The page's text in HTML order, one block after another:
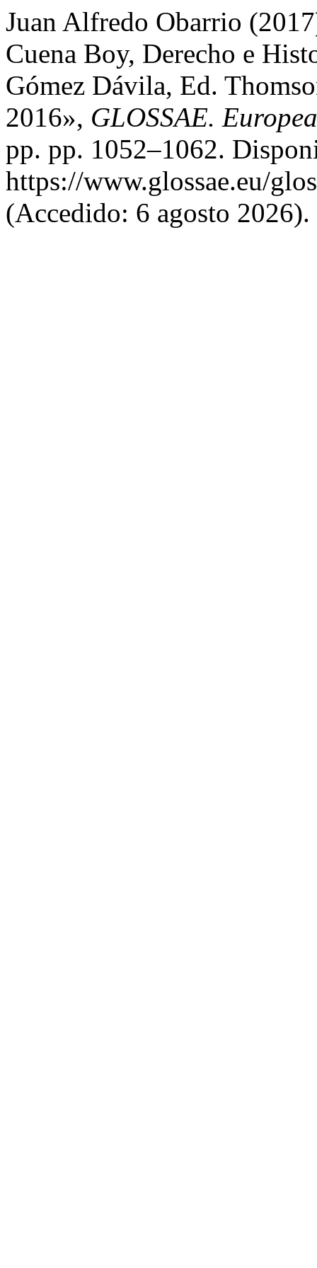
Juan Alfredo Obarrio
Cuena Boy, Derecho e
Gómez Dávila, Ed.
2016», GLOSSAE.
pp. pp. 1052–1062.
https://www.glossae.eu/
(Accedido: 6 agosto 2026).